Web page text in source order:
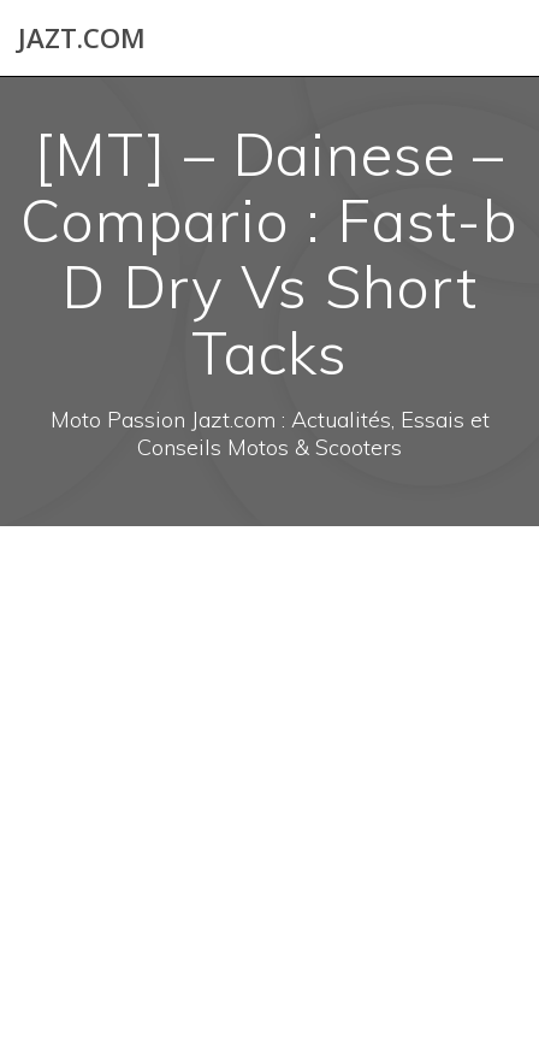
JAZT.COM
[MT] – Dainese –
Compario : Fast-b
D Dry Vs Short
Tacks
Moto Passion Jazt.com : Actualités, Essais et
Conseils Motos & Scooters